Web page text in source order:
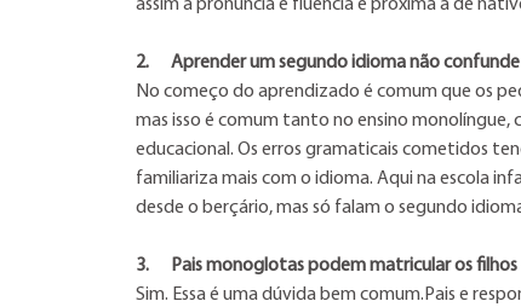
assim a pronuncia e fluência é próxima a de
2. Aprender um segundo idioma não confunde
No começo do aprendizado é comum que os
mas isso é comum tanto no ensino
educacional. Os erros gramaticais cometidos
familiariza mais com o idioma. Aqui na escola
desde o berçário, mas só falam o segundo
3. Pais monoglotas podem matricular os
Sim. Essa é uma dúvida bem comum.Pais e